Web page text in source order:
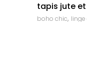
tapis jute
boho chic,